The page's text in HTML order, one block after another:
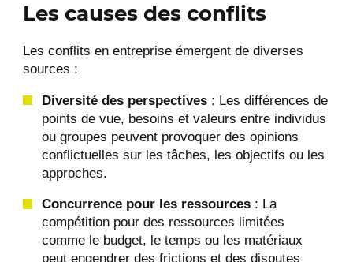
Les causes des conflits
Les conflits en entreprise émergent de diverses
sources :
Diversité des perspectives : Les différences de
points de vue, besoins et valeurs entre individus
ou groupes peuvent provoquer des opinions
conflictuelles sur les tâches, les objectifs ou les
approches​​.
Concurrence pour les ressources : La
compétition pour des ressources limitées
comme le budget, le temps ou les matériaux
peut engendrer des frictions et des disputes